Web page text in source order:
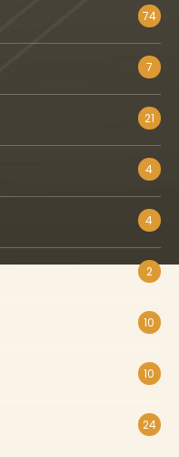
74
7
21
4
4
2
10
10
24